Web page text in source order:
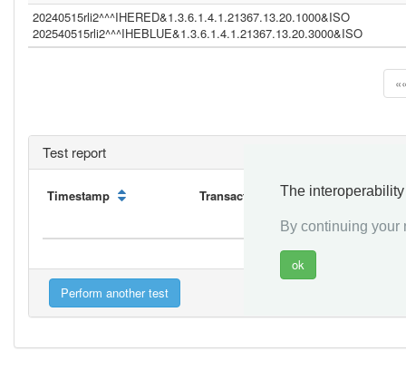
20240515rli2^^^IHERED&1.3.6.1.4.1.21367.13.20.1000&ISO
202540515rli2^^^IHEBLUE&1.3.6.1.4.1.21367.13.20.3000&ISO
Test report
Timestamp Transaction Initiator
The
By continuing your